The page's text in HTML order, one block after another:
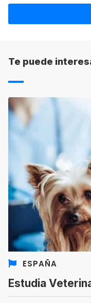
gastos de
condiciones.
Te puede
ESPAÑA
Estudia